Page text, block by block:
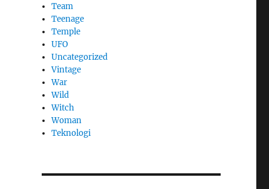
Team
Teenage
Temple
UFO
Uncategorized
Vintage
War
Wild
Witch
Woman
​Teknologi